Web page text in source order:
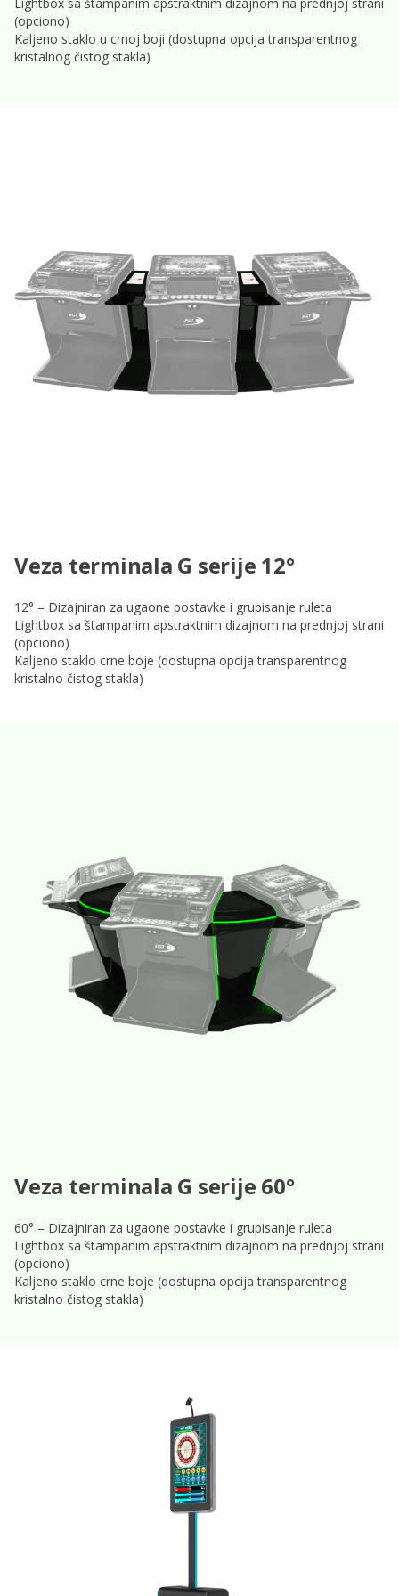
(opciono)
Kaljeno staklo u crnoj boji (dostupna opcija transparentnog
kristalnog čistog stakla)
Veza terminala G serije 12°
12° – Dizajniran za ugaone postavke i grupisanje ruleta
Lightbox sa štampanim apstraktnim dizajnom na prednjoj strani
(opciono)
Kaljeno staklo crne boje (dostupna opcija transparentnog
kristalno čistog stakla)
Veza terminala G serije 60°
60° – Dizajniran za ugaone postavke i grupisanje ruleta
Lightbox sa štampanim apstraktnim dizajnom na prednjoj strani
(opciono)
Kaljeno staklo crne boje (dostupna opcija transparentnog
kristalno čistog stakla)